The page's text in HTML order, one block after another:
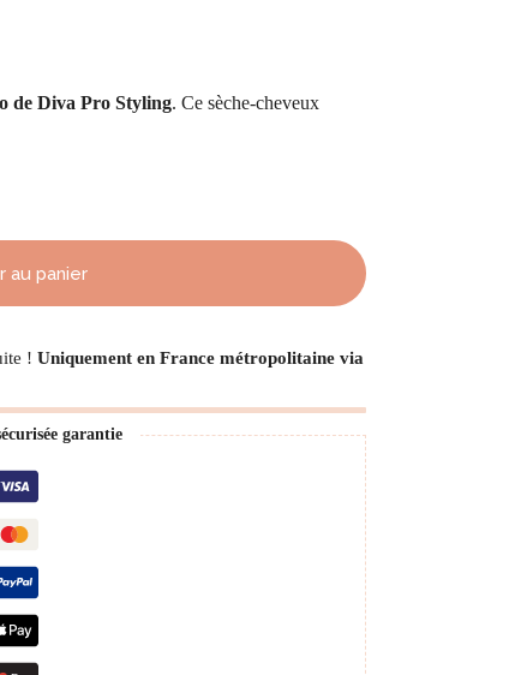
de Diva Pro Styling. Ce sèche-cheveux
au panier
! Uniquement en France métropolitaine via
garantie